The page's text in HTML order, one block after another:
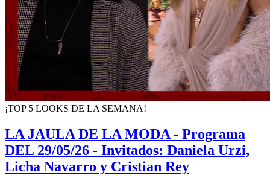
¡TOP 5 LOOKS DE LA SEMANA!
LA JAULA DE LA MODA - Programa
DEL 29/05/26 - Invitados: Daniela Urzi,
Licha Navarro y Cristian Rey